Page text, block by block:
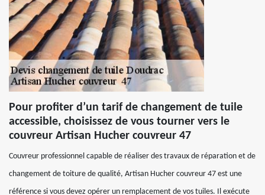
Pour profiter d’un tarif de changement de tuile
accessible, choisissez de vous tourner vers le
couvreur Artisan Hucher couvreur 47
Couvreur professionnel capable de réaliser des travaux de réparation et de
changement de toiture de qualité, Artisan Hucher couvreur 47 est une
référence si vous devez opérer un remplacement de vos tuiles. Il exécute